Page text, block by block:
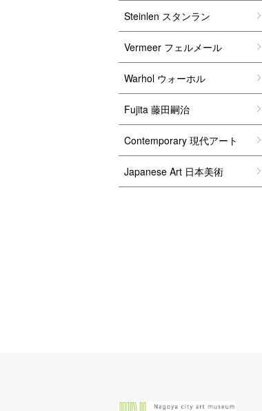
Steinlen スタンラン
Vermeer フェルメール
Warhol ウォーホル
Fujita 藤田嗣治
Contemporary 現代アート
Japanese Art 日本美術